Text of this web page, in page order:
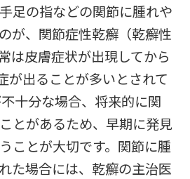
足の指などの関節に腫れや
が、関節症性乾癬（乾癬性
は皮膚症状が出現してから
が出ることが多いとされて
十分な場合、将来的に関
とがあるため、早期に発見
ことが大切です。関節に腫
た場合には、乾癬の主治医